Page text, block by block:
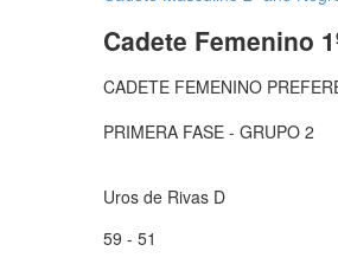
Cadete Femenino
CADETE FEMENINO
PRIMERA FASE - GRUPO 2
Uros de Rivas D
59 - 51